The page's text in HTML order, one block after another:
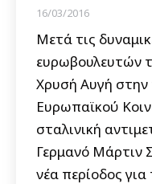
16/03/2016
Μετά τις
ευρωβουλευτών
Χρυσή Αυγή στην
Ευρωπαϊκού
σταλινική
Γερμανό Μάρτιν
νέα περίοδος